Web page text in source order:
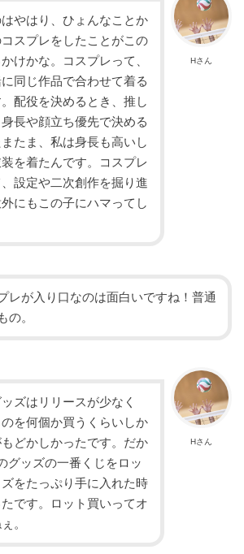
Hさん
はやはり、ひょんなことか
スプレをしたことがこの
けかな。コスプレって、
同じ作品で合わせて着る
配役を決めるとき、推し
長や顔立ち優先で決める
たま、私は身長も高いし
を着たんです。コスプレ
設定や二次創作を掘り進
にもこの子にハマってし
レが入り口なのは面白いですね！普通
の。
Hさん
ズはリリースが少なく
を何個か買うくらいしか
どかしかったです。だか
グッズの一番くじをロッ
をたっぷり手に入れた時
です。ロット買いってオ
。